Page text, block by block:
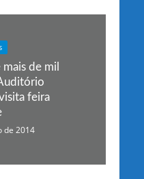
de mil
feira
de 2014